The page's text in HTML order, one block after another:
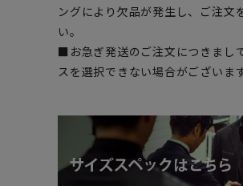
ングにより欠品が発生し、ご注文
い。
■お急ぎ発送のご注文につきまし
スを選択できない場合がございます